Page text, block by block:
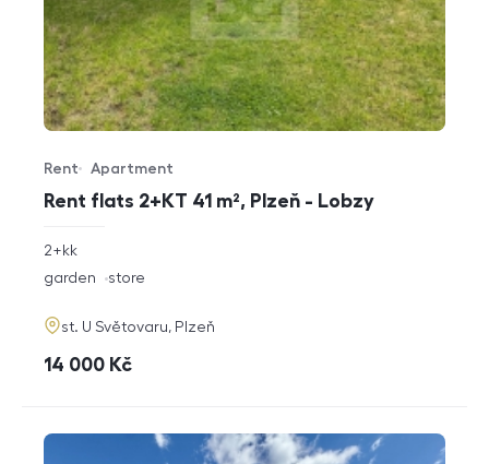
Rent flats 2+KT 41 m², Plzeň - Lobzy
Offer type
Rent
Property type
Apartment
rozměry
2+kk
funkce
garden store
adresa
st. U Světovaru, Plzeň
cena
14 000 Kč